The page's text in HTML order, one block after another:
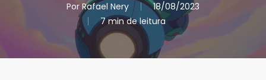
Por Rafael Nery
18/08/2023
7 min de leitura